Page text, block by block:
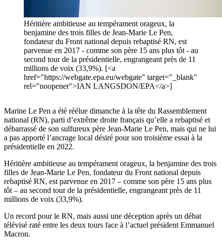
Héritière ambitieuse au tempérament orageux, la
benjamine des trois filles de Jean-Marie Le Pen,
fondateur du Front national depuis rebaptisé RN, est
parvenue en 2017 - comme son père 15 ans plus tôt - au
second tour de la présidentielle, engrangeant près de 11
millions de voix (33,9%). [<a
href="https://webgate.epa.eu/webgate" target="_blank"
rel="noopener">IAN LANGSDON/EPA</a>]
Marine Le Pen a été réélue dimanche à la tête du Rassemblement
national (RN), parti d’extrême droite français qu’elle a rebaptisé et
débarrassé de son sulfureux père Jean-Marie Le Pen, mais qui ne lui
a pas apporté l’ancrage local désiré pour son troisième essai à la
présidentielle en 2022.
Héritière ambitieuse au tempérament orageux, la benjamine des trois
filles de Jean-Marie Le Pen, fondateur du Front national depuis
rebaptisé RN, est parvenue en 2017 – comme son père 15 ans plus
tôt – au second tour de la présidentielle, engrangeant près de 11
millions de voix (33,9%).
Un record pour le RN, mais aussi une déception après un débat
télévisé raté entre les deux tours face à l’actuel président Emmanuel
Macron.